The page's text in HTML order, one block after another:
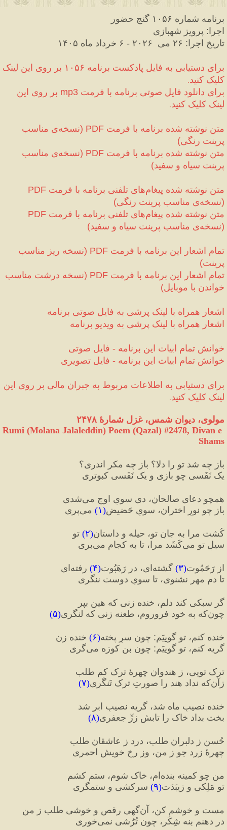
برنامه شماره ۱۰۵۶ گنج حضور
اجرا: پرویز شهبازی
تاریخ اجرا: ۲۶ می -
کلیک کنید.
برای دانلود فایل صوتی برنامه با فرمت mp3
لینک کلیک کنید.
متن نوشته شده برنامه با فرمت PDF
(
پرینت رنگی)
متن نوشته شده برنامه با فرمت PDF
(
پرینت سیاه و سفید)
متن نوشته شده پیغام‌های تلفنی برنامه با فرمت
PDF
(نسخه‌ی مناسب پرینت رنگی )
متن نوشته شده پیغام‌های تلفنی برنامه با فرمت
PDF
(نسخه‌ی مناسب پرینت سیاه و سفید )
تمام اشعار این برنامه با فرمت PDF
(
پرینت)
تمام اشعار این برنامه با فرمت PDF
(
خواندن با موبایل)
اشعار همراه با لینک پرشی به فایل صوتی برنامه
اشعار همراه با لینک پرشی به ویدیو برنامه
خوانش تمام ابیات این برنامه - فایل صوتی
خوانش تمام ابیات این برنامه - فایل تصویری
لینک کلیک کنید.
مولوی، دیوان شمس، غزل شمارهٔ ۲۴۷۸
Rumi (Molana Jalaleddin) Poem (Qazal) #2478, Divan e
Shams
باز چه شد تو را دلا؟ باز چه مکر اندری؟
یک نَفَسی چو بازی و یک نَفَسی کبوتری
همچو دعای صالحان، دی سویِ اوج می‌شدی
باز چو نورِ اختران، سویِ حَضیض(۱) می‌پری
کُشت مرا به جانِ تو، حیله و داستانِ(۲) تو
سیلِ تو می‌کَشَد مرا، تا به کجام می‌بری
از رَحَمُوت(۳) گشته‌ای، در رَهَبُوت (۴) رفته‌ای
تا دمِ مهر نشنوی، تا سویِ دوست ننگری
گر سبکی کند دلم، خنده زنی که هین بپر
چون‌که به خود فروروم، طعنه زنی که لنگری
(۵)
خنده کنم، تو گوییَم: چون سرِ پخته(۶) خنده زن
گریه کنم، تو گوییَم: چون بنِ کوزه می‌گری
ترک تویی، ز هندوان چهرهٔ ترک کم طلب
زآن‌که نداد هند را صورتِ ترک تَنگَری
(۷)
خنده نصیبِ ماه شد، گریه نصیبِ ابر شد
بخت بداد خاک را تابشِ زرِّ جعفری(۸)
حُسن ز دلبران طلب، درد ز عاشقان طلب
چهرهٔ زرد جو ز من، وز رخِ خویش احمری
من چو کمینه بنده‌ام، خاک شوم، ستم کشم
تو مَلِکی و زیبَدَت(۹) سرکشی و ستمگری
مست و خوشم کن، آن‌گهی رقص و خوشی طلب ز من
در دهنم بنه شِکَر، چون تُرُشی نمی‌خوری